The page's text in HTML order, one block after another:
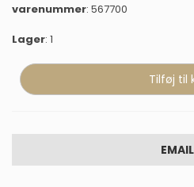
varenummer: 567700
Lager: 1
EMAIL